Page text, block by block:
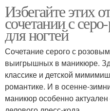
Избегайте этих
сочетании с
для ногтей
Сочетание серого с
выигрышных в маникюре.
классике и детской
романтике. И в осенне-
маникюр особенно